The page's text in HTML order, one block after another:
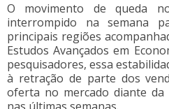
O movimento de queda
interrompido na semana
principais regiões
Estudos Avançados em
pesquisadores, essa
à retração de parte dos
oferta no mercado diante da